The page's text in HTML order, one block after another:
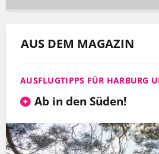
AUS DEM MAGAZIN
AUSFLUGTIPPS FÜR HARBURG
Ab in den Süden!